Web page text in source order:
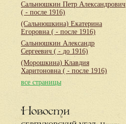
Сальнюшкин Петр Александрович
( - после 1916)
(Сальнюшкина) Екатерина
Егоровна ( - после 1916)
Сальнюшкин Александр
Сергеевич ( - до 1916)
(Морошкина) Клавдия
Харитоновна ( - после 1916)
все страницы
Новости